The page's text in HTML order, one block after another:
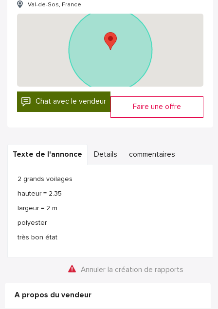
Val-de-Sos, France
Chat avec le vendeur
Faire une offre
Texte de l'annonce Details commentaires
2 grands voilages
hauteur = 2.35
largeur = 2 m
polyester
très bon état
Annuler la création de rapports
A propos du vendeur